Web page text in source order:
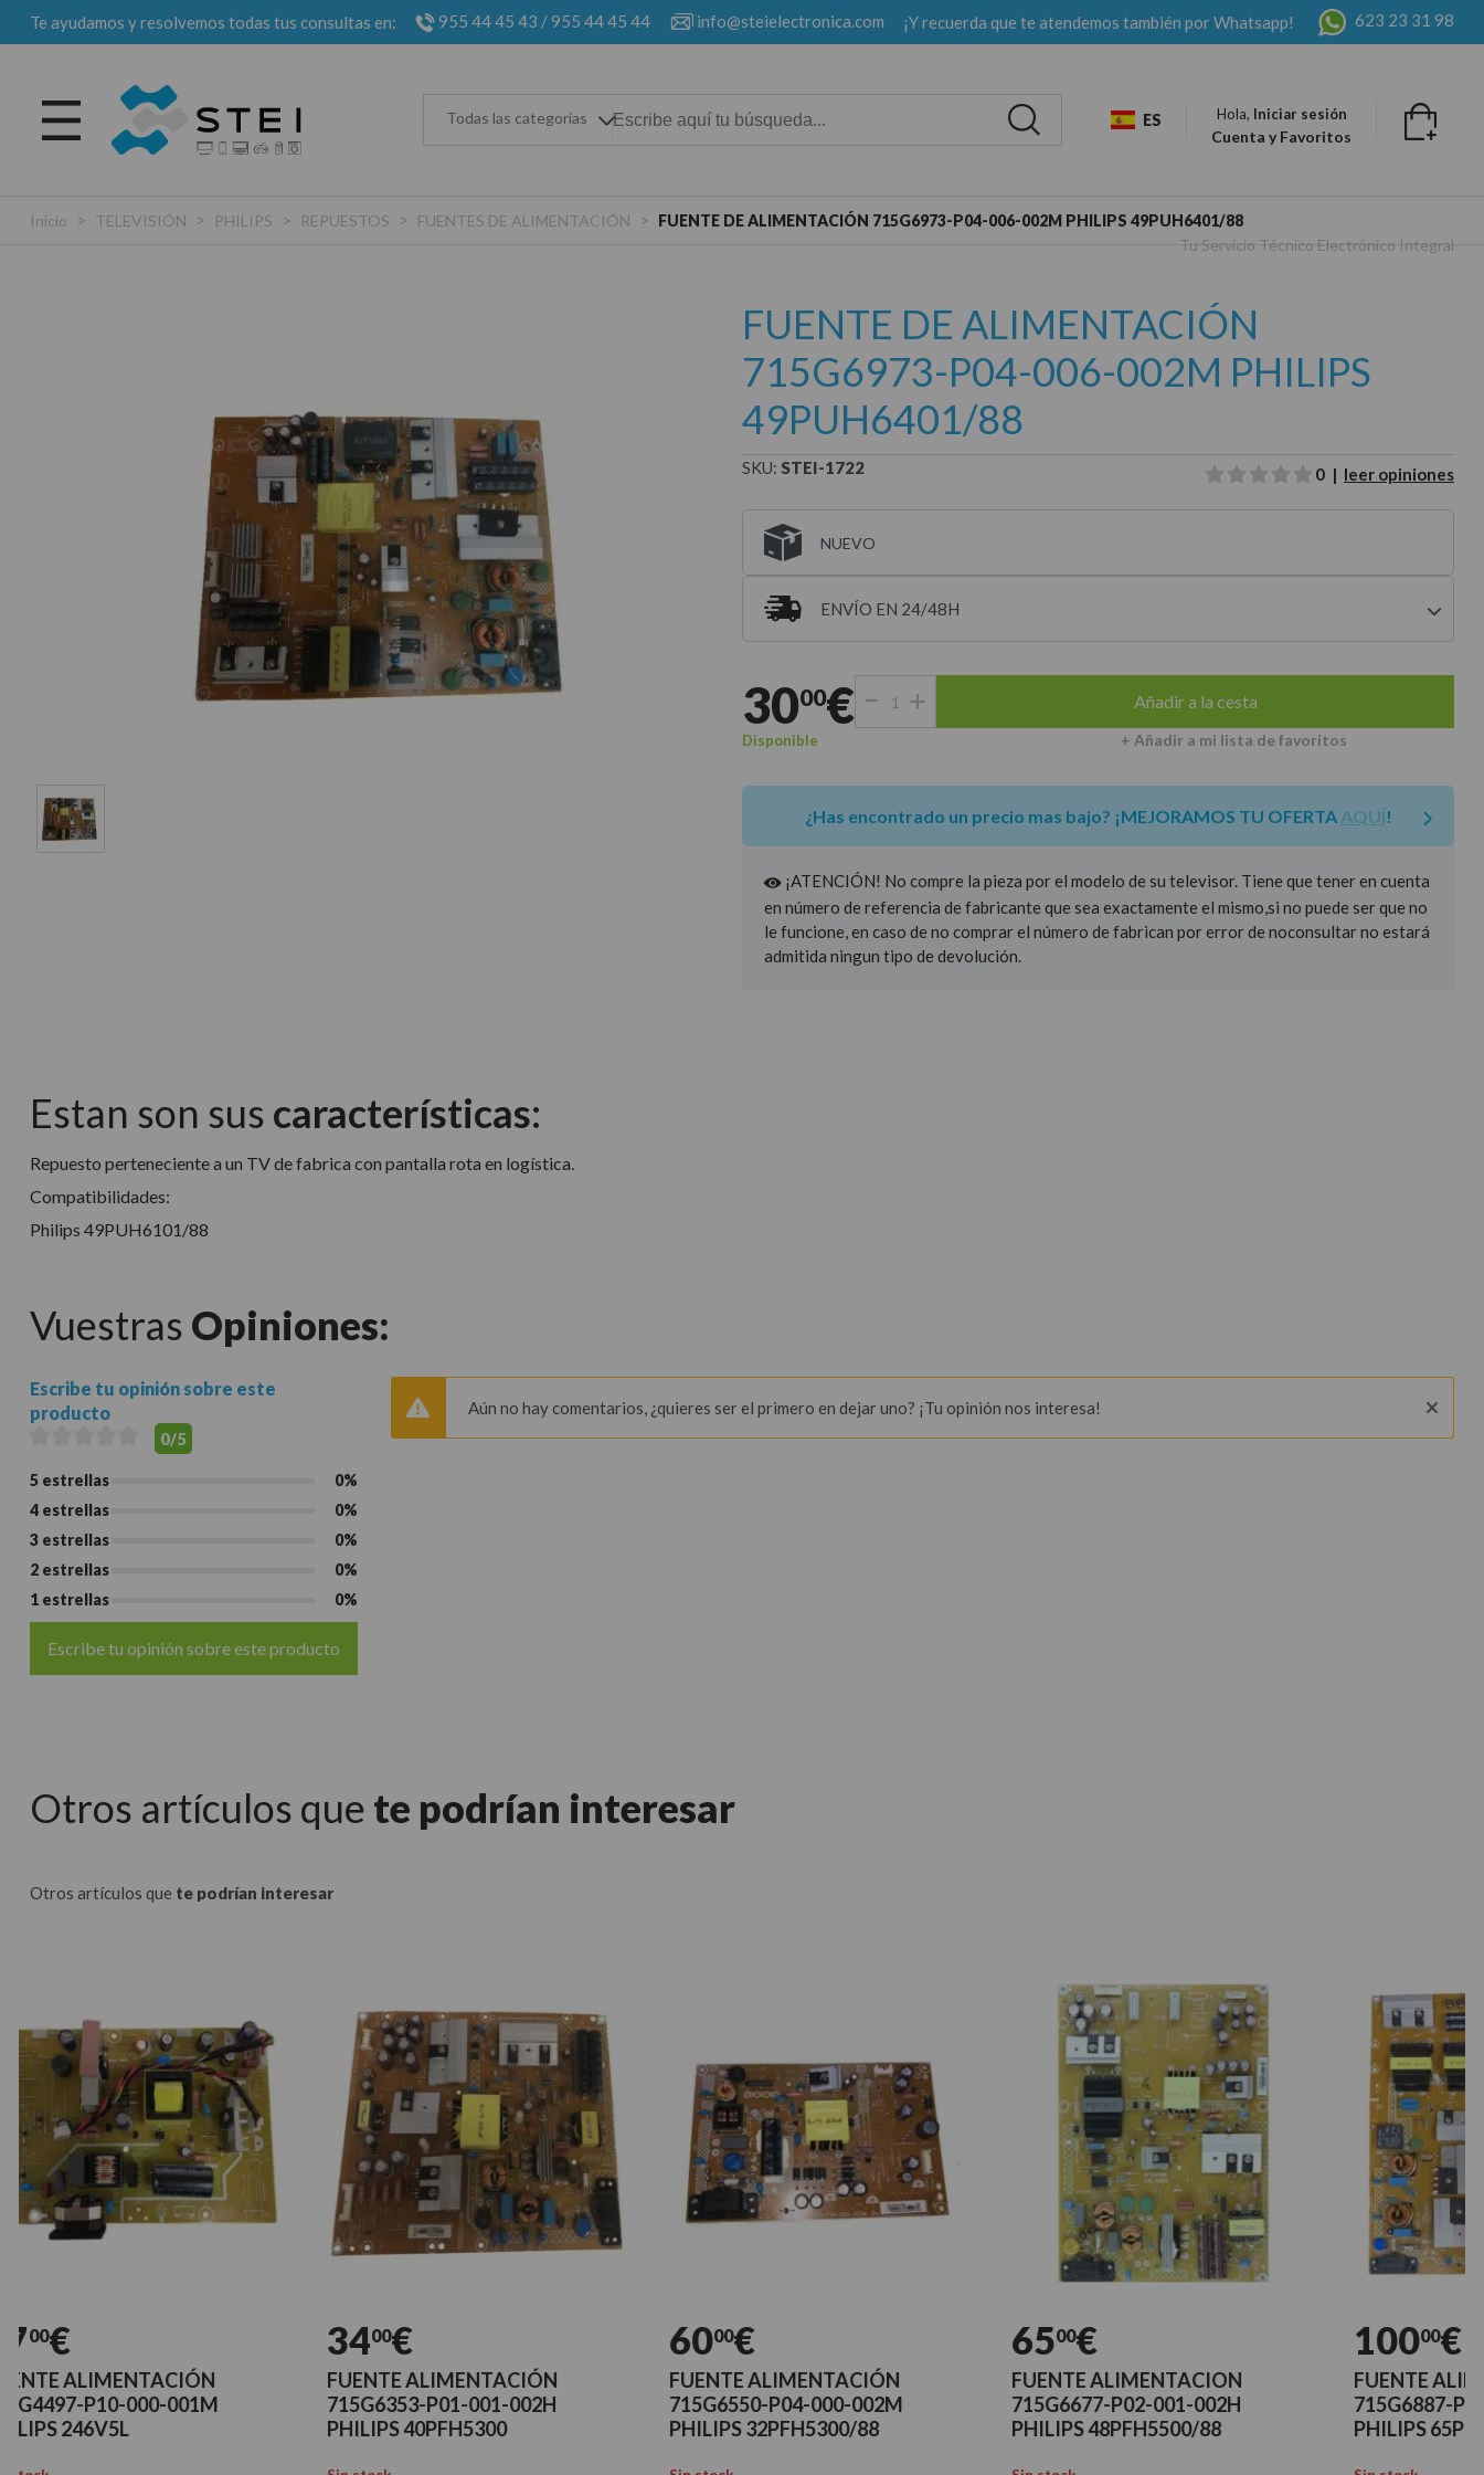
Te ayudamos y resolvemos todas tus consultas en: 955 44 45 43 /955 44 45 44 info@steielectronica.com ¡Y recuerda que te atendemos también por Whatsapp! 623 23 31 98
Todas las categorias ES Hola, Iniciar sesión
Cuenta y Favoritos
Inicio > TELEVISIÓN > PHILIPS > REPUESTOS > FUENTES DE ALIMENTACIÓN > FUENTE DE ALIMENTACIÓN 715G6973-P04-006-002M PHILIPS 49PUH6401/88
Tu Servicio Técnico Electrónico Integral
FUENTE DE ALIMENTACIÓN
715G6973-P04-006-002M PHILIPS
49PUH6401/88
SKU: STEI-1722 0 | leer opiniones
NUEVO
ENVÍO EN 24/48H
3000€ Añadir a la cesta
Disponible + Añadir a mi lista de favoritos
¿Has encontrado un precio mas bajo? ¡MEJORAMOS TU OFERTA AQUÍ!
¡ATENCIÓN! No compre la pieza por el modelo de su televisor. Tiene que tener en cuenta
en número de referencia de fabricante que sea exactamente el mismo,si no puede ser que no
le funcione, en caso de no comprar el número de fabrican por error de noconsultar no estará
admitida ningun tipo de devolución.
Estan son sus características:
Repuesto perteneciente a un TV de fabrica con pantalla rota en logística.
Compatibilidades:
Philips 49PUH6101/88
Vuestras Opiniones:
Escribe tu opinión sobre este
producto
0/5
5 estrellas
0%
4 estrellas
0%
3 estrellas
0%
2 estrellas
0%
1 estrellas
0%
Escribe tu opinión sobre este producto
Aún no hay comentarios, ¿quieres ser el primero en dejar uno? ¡Tu opinión nos interesa!
Otros artículos que te podrían interesar
Otros artículos que te podrían interesar
P10-000-001M
€
FUENTE ALIMENTACIÓN
715G6353-P01-001-002H
PHILIPS 40PFH5300
€
FUENTE ALIMENTACIÓN
715G6550-P04-000-002M
PHILIPS 32PFH5300/88
€
FUENTE ALIMENTACION
715G6677-P02-001-002H
PHILIPS 48PFH5500/88
00 €
FUENTE
715G6887-P01-006-
PHILIPS 65PUS6121/